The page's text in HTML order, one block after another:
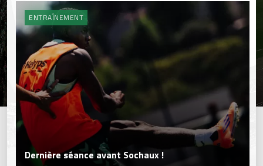
ENTRAÎNEMENT
Dernière séance avant Sochaux !